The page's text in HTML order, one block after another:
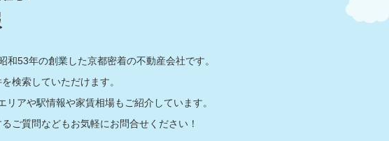
53年の創業した京都密着の不動産会社です。
検索していただけます。
アや駅情報や家賃相場もご紹介しています。
ご質問などもお気軽にお問合せください！